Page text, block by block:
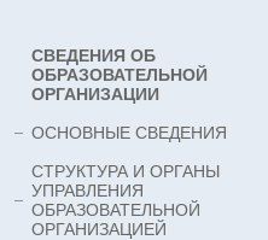
СВЕДЕНИЯ ОБ
ОБРАЗОВАТЕЛЬНОЙ
ОРГАНИЗАЦИИ
ОСНОВНЫЕ СВЕДЕНИЯ
СТРУКТУРА И ОРГАНЫ
УПРАВЛЕНИЯ
ОБРАЗОВАТЕЛЬНОЙ
ОРГАНИЗАЦИЕЙ